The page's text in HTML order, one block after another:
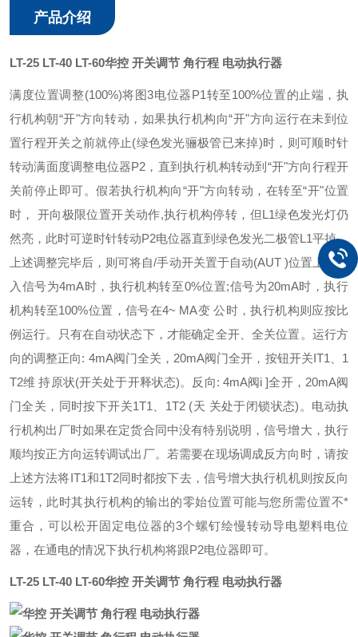
产品介绍
LT-25 LT-40 LT-60华控 开关调节 角行程 电动执行器
满度位置调整(100%)将图3电位器P1转至100%位置的止端，执
行机构朝“开"方向转动，如果执行机构向“开"方向运行在未到位
置行程开关之前就停止(绿色发光骊极管已来掉)时，则可顺时针
转动满面度调整电位器P2，直到执行机构转动到“开"方向行程开
关前停止即可。假若执行机构向“开"方向转动，在转至“开"位置
时， 开向极限位置开关动作,执行机构停转，但L1绿色发光灯仍
然亮，此时可逆时针转动P2电位器直到绿色发光二极管L1平掉。
上述调整完毕后，则可将自/手动开关置于自动(AUT )位置上，接
入信号为4mA时，执行机构转至0%位置;信号为20mA时，执行
机构转至100%位置，信号在4~ MA变 公时，执行机构则应按比
例运行。只有在自动状态下，才能确定全开、全关位置。 运行方
向的调整正向: 4mA阀门全关，20mA阀门全开，按钮开关IT1、1
T2维 持原状(开关处于开释状态)。 反向: 4mA阀i ]全开，20mA阀
门全关，同时按下开关1T1、1T2 (天 关处于闭锁状态)。 电动执
行机构出厂时如果在定货合同中没有特别说明，信号增大，执行
顺均按正方向运转调试出厂。若需要在现场调成反方向时，请按
上述方法将IT1和1T2同时都按下去，信号增大执行机机则按反向
运转，此时其执行机构的输出的零始位置可能与您所需位置不*
重合，可以松开固定电位器的3个螺钉绘慢转动导电塑料电位
器，在通电的情况下执行机构将跟P2电位器即可。
LT-25 LT-40 LT-60华控 开关调节 角行程 电动执行器